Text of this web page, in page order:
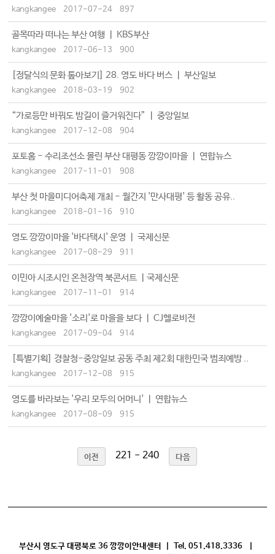
kangkangee 2017-07-24 897
골목따라 떠나는 부산 여행 ㅣ KBS부산
kangkangee 2017-06-13 900
[정달식의 문화 톺아보기] 28. 영도 바다 버스 ㅣ 부산일보
kangkangee 2018-03-19 902
“가로등만 바꿔도 밤길이 즐거워진다” ㅣ 중앙일보
kangkangee 2017-12-08 904
포토홈 - 수리조선소 몰린 부산 대평동 깡깡이마을 ㅣ 연합뉴스
kangkangee 2017-11-01 908
부산 첫 마을미디어축제 개최 - 월간지 '만사대평' 등 활동 공유..
kangkangee 2018-01-16 910
영도 깡깡이마을 '바다택시' 운영 ㅣ 국제신문
kangkangee 2017-08-29 911
이민아 시조시인 온천장역 북콘서트 ㅣ국제신문
kangkangee 2017-11-01 914
깡깡이예술마을 '소리'로 마을을 보다 ㅣ CJ헬로비전
kangkangee 2017-09-04 914
[특별기획] 경찰청-중앙일보 공동 주최 제2회 대한민국 범죄예방 ..
kangkangee 2017-12-08 915
영도를 바라보는 '우리 모두의 어머니' ㅣ 연합뉴스
kangkangee 2017-08-09 915
이전 221 - 240 다음
부산시 영도구 대평북로 36 깡깡이안내센터 | Tel. 051.418.3336 |